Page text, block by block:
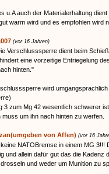
u.A auch der Materialerhaltung
warm wird und es empfohlen wird
(vor 16 Jahren)
Verschlusssperre dient beim
eine vorzeitige Entriegelung
hinten."
wird
3 zum Mg 42 wesentlich schwerer
muss um ihn nach hinten zu werfen.
von Affen) (vor 16
NATOBremse in einem MG
und allein dafür gut das die
und weder um Munition zu